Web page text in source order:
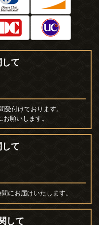
て
受付けております。
願いします。
て
にお届けいたします。
して